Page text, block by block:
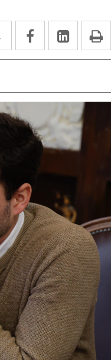
Twitter
Enlace
a
aplicación
externa.
Facebook
Enlace
a
aplicación
externa.
Enlace
a